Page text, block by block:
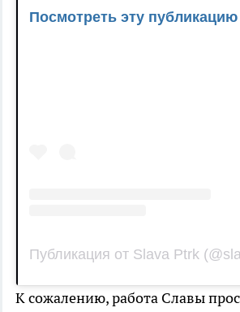
Посмотреть эту
Публикация от Slava Ptrk
К сожалению, работа Славы